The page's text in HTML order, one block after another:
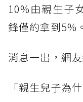
10%由親生子
鋒僅約拿到5%。
消息一出，網
「親生兒子為